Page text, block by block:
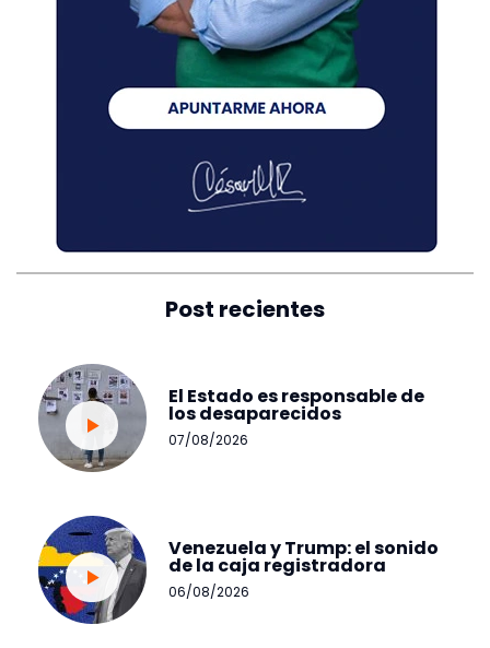
Post recientes
El Estado es responsable de
los desaparecidos
07/08/2026
Venezuela y Trump: el sonido
de la caja registradora
06/08/2026